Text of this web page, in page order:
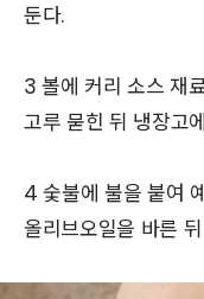
둔다.
3 볼에 커리 소스 재
고루 묻힌 뒤 냉장고
4 숯불에 불을 붙여
올리브오일을 바른